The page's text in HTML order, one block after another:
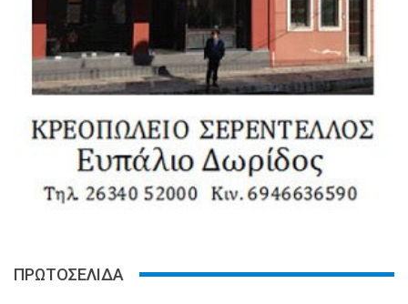
ΠΡΩΤΟΣΕΛΙΔΑ